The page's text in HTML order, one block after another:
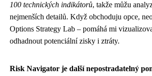
100 technických indikátorů, takže můžu
nejmenších detailů. Když obchoduju opce,
Options Strategy Lab – pomáhá mi
odhadnout potenciální zisky i ztráty.
Risk Navigator je další nepostradatelný